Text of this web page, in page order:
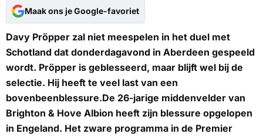
Maak ons je Google-favoriet
Davy Pröpper zal niet meespelen in het duel met
Schotland dat donderdagavond in Aberdeen gespeeld
wordt. Pröpper is geblesseerd, maar blijft wel bij de
selectie. Hij heeft te veel last van een
bovenbeenblessure.De 26-jarige middenvelder van
Brighton & Hove Albion heeft zijn blessure opgelopen
in Engeland. Het zware programma in de Premier